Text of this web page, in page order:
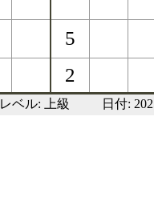
レベル: 上級 日付: